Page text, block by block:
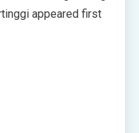
appeared first